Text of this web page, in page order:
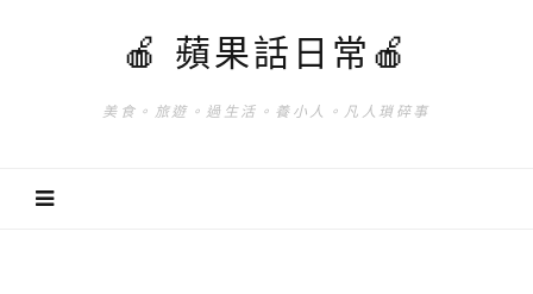
🍎 蘋果話日常🍎
美食。旅遊。過生活。養小人。凡人瑣碎事